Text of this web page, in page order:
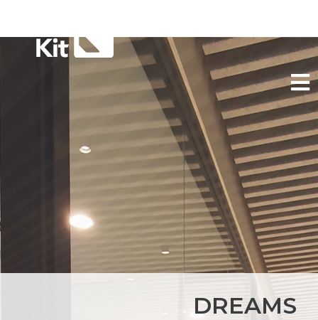
DREAMS